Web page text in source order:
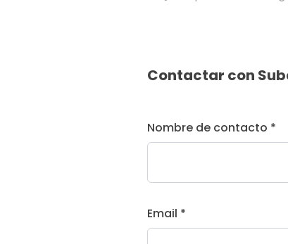
Contactar con
Nombre de contacto *
Email *